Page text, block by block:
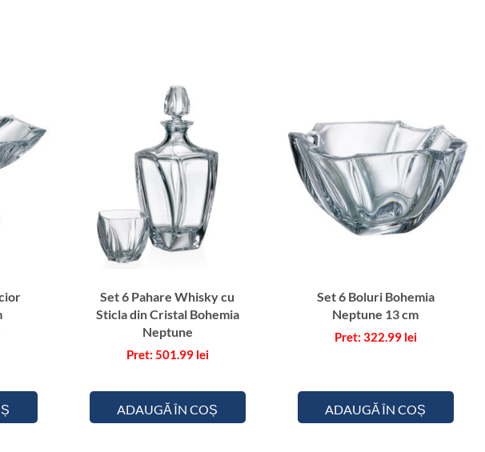
Set 6 Pahare Whisky cu
Sticla din Cristal Bohemia
Neptune
501.99 lei
ADAUGĂ ÎN COȘ
Set 6 Boluri Bohemia
Neptune 13 cm
322.99 lei
ADAUGĂ ÎN COȘ